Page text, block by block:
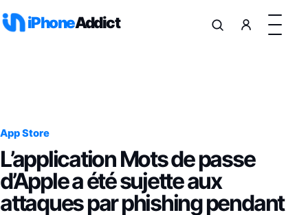
iPhoneAddict
App Store
L’application Mots de passe
d’Apple a été sujette aux
attaques par phishing pendant